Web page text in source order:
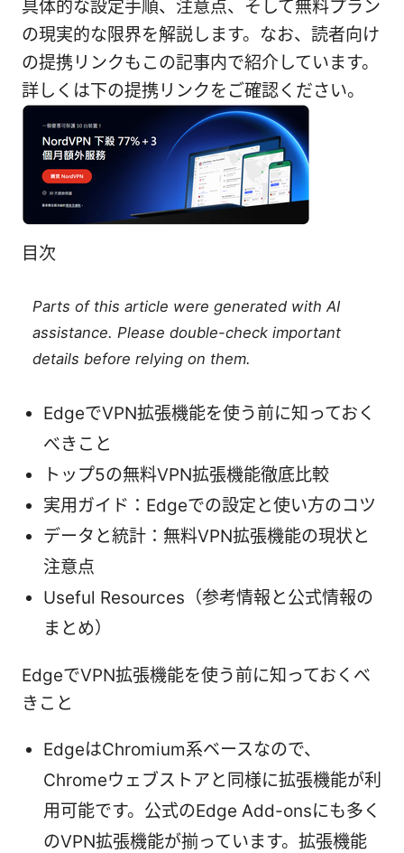
具体的な設定手順、注意点、そして無料プラン
の現実的な限界を解説します。なお、読者向け
の提携リンクもこの記事内で紹介しています。
詳しくは下の提携リンクをご確認ください。
目次
Parts of this article were generated with AI
assistance. Please double-check important
details before relying on them.
EdgeでVPN拡張機能を使う前に知っておく
べきこと
トップ5の無料VPN拡張機能徹底比較
実用ガイド：Edgeでの設定と使い方のコツ
データと統計：無料VPN拡張機能の現状と
注意点
Useful Resources（参考情報と公式情報の
まとめ）
EdgeでVPN拡張機能を使う前に知っておくべ
きこと
EdgeはChromium系ベースなので、
Chromeウェブストアと同様に拡張機能が利
用可能です。公式のEdge Add-onsにも多く
のVPN拡張機能が揃っています。拡張機能